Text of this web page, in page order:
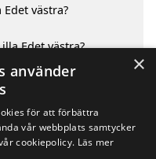
västra?
Edet västra?
Edet västra
omgivande städerna
×
använder
för att förbättra
vår webbplats samtycker
cookiepolicy. Läs mer